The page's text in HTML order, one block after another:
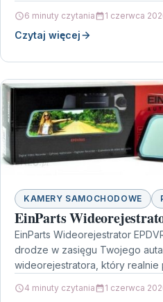
6 minuty czytania 1 czerwca
Czytaj więcej
KAMERY SAMOCHODOWE
EinParts
EinParts Wideorejestrator
drodze w zasięgu Twojego
wideorejestratora, który realnie
4 minuty czytania 1 czerwca